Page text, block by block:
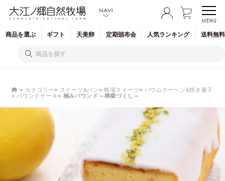
商品を選ぶ ギフト 天美卵 定期頒布会 人気ランキング 送料無
カテゴリー スイーツ&パン 牧場スイーツ
バウムクーヘン&焼き菓子
パウンドケーキ
極みパウンド～檸檬づくし～